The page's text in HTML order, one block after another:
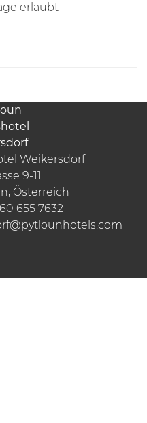
erlaubt
Weikersdorf
9-11
Österreich
655 7632